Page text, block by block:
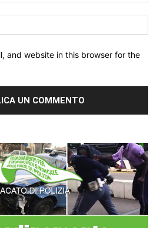
and website in this browser for the